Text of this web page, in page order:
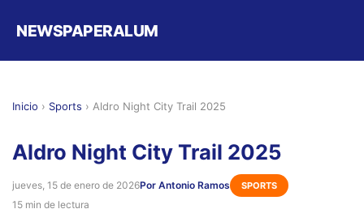
NEWSPAPERALUM
Inicio › Sports › Aldro Night City Trail 2025
Aldro Night City Trail 2025
jueves, 15 de enero de 2026Por Antonio Ramos SPORTS
15 min de lectura